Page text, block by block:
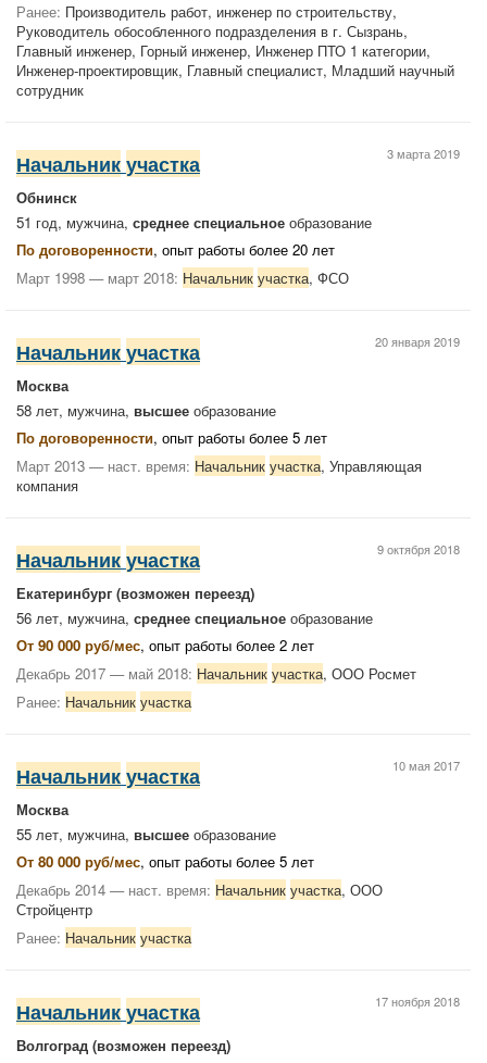
Ранее: Производитель работ, инженер по строительству,
Руководитель обособленного подразделения в г. Сызрань,
Главный инженер, Горный инженер, Инженер ПТО 1 категории,
Инженер-проектировщик, Главный специалист, Младший научный
сотрудник
3 марта 2019
Начальник участка
Обнинск
51 год, мужчина, среднее специальное образование
По договоренности, опыт работы более 20 лет
Март 1998 — март 2018: Начальник участка, ФСО
20 января 2019
Начальник участка
Москва
58 лет, мужчина, высшее образование
По договоренности, опыт работы более 5 лет
Март 2013 — наст. время: Начальник участка, Управляющая
компания
9 октября 2018
Начальник участка
Екатеринбург (возможен переезд)
56 лет, мужчина, среднее специальное образование
От 90 000 руб/мес, опыт работы более 2 лет
Декабрь 2017 — май 2018: Начальник участка, ООО Росмет
Ранее: Начальник участка
10 мая 2017
Начальник участка
Москва
55 лет, мужчина, высшее образование
От 80 000 руб/мес, опыт работы более 5 лет
Декабрь 2014 — наст. время: Начальник участка, ООО
Стройцентр
Ранее: Начальник участка
17 ноября 2018
Начальник участка
Волгоград (возможен переезд)